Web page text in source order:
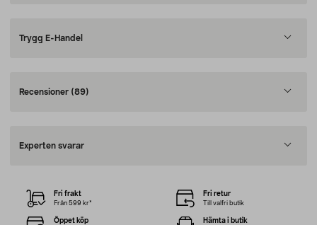
Trygg E-Handel
Recensioner (89)
Experten svarar
Fri frakt
Från 599 kr*
Fri retur
Till valfri butik
Öppet köp Hämta i butik